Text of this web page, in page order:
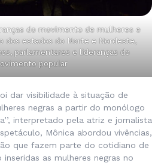
do movimento de mulheres e
dos estados do Norte e Nordeste,
parlamentares e lideranças do
popular
dar visibilidade à situação de
negras a partir do monólogo
interpretado pela atriz e jornalista
Mônica abordou vivências,
que fazem parte do cotidiano de
as mulheres negras no